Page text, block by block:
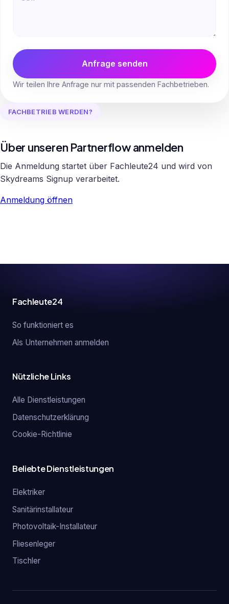
Anfrage senden
Wir teilen Ihre Anfrage nur mit passenden Fachbetrieben.
FACHBETRIEB WERDEN?
Über unseren Partnerflow anmelden
Die Anmeldung startet über Fachleute24 und wird von
Skydreams Signup verarbeitet.
Anmeldung öffnen
Fachleute24
So funktioniert es
Als Unternehmen anmelden
Nützliche Links
Alle Dienstleistungen
Datenschutzerklärung
Cookie-Richtlinie
Beliebte Dienstleistungen
Elektriker
Sanitärinstallateur
Photovoltaik-Installateur
Fliesenleger
Tischler